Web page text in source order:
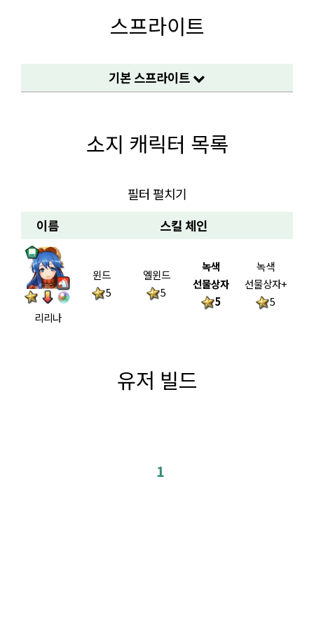
스프라이트
기본 스프라이트
소지 캐릭터 목록
필터 펼치기
이름 스킬 체인
리리나
윈드
5
엘윈드
5
녹색
선물상자
5
녹색
선물상자+
5
유저 빌드
1